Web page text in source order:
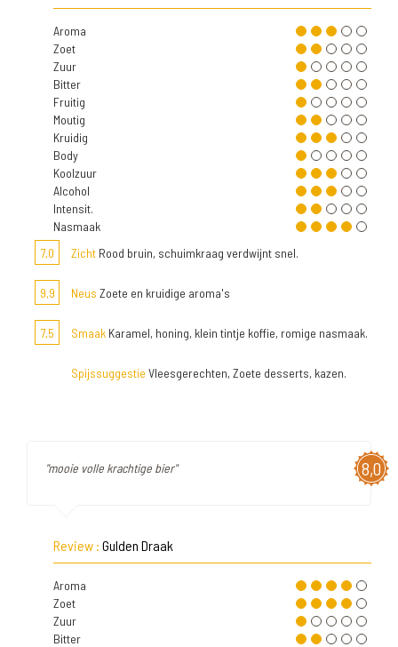
Aroma
Zoet
Zuur
Bitter
Fruitig
Moutig
Kruidig
Body
Koolzuur
Alcohol
Intensit.
Nasmaak
7,0
Zicht Rood bruin, schuimkraag verdwijnt snel.
9,9 Neus Zoete en kruidige aroma's
7,5 Smaak Karamel, honing, klein tintje koffie, romige nasmaak.
Spijssuggestie Vleesgerechten, Zoete desserts, kazen.
8,0
"mooie volle krachtige bier"
Review : Gulden Draak
Aroma
Zoet
Zuur
Bitter